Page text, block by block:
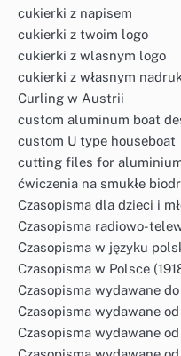
cukierki z napisem
cukierki z twoim logo
cukierki z wlasnym logo
cukierki z własnym
Curling w Austrii
custom aluminum boat
custom U type houseboat
cutting files for
ćwiczenia na smukłe
Czasopisma dla dzieci i
Czasopisma radiowo-
Czasopisma w języku
Czasopisma w Polsce
Czasopisma wydawane
Czasopisma wydawane
Czasopisma wydawane